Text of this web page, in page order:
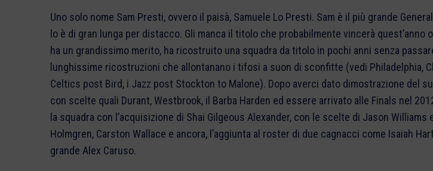
Uno solo nome Sam Presti, ovvero il paisà, Samuele Lo Presti. Sam è il più grande
lo è di gran lunga per distacco. Gli manca il titolo che probabilmente vincerà quest’anno
ha un grandissimo merito, ha ricostruito una squadra da titolo in pochi anni senza
lunghissime ricostruzioni che allontanano i tifosi a suon di sconfitte (vedi Philadelphia,
Celtics post Bird, i Jazz post Stockton to Malone). Dopo averci dato dimostrazione del
con scelte quali Durant, Westbrook, il Barba Harden ed essere arrivato alle Finals nel
la squadra con l’acquisizione di Shai Gilgeous Alexander, con le scelte di Jason Williams
Holmgren, Carston Wallace e ancora, l’aggiunta al roster di due cagnacci come Isaiah
grande Alex Caruso.